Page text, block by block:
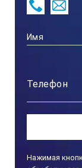
Форма
Нажимая